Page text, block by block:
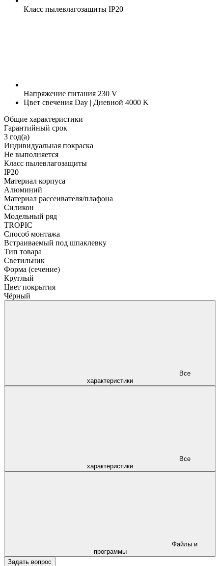
Класс пылевлагозащиты IP20
Напряжение питания 230 V
Цвет свечения Day | Дневной 4000 K
Общие характеристики
Гарантийный срок
3 год(а)
Индивидуальная покраска
Не выполняется
Класс пылевлагозащиты
IP20
Материал корпуса
Алюминий
Материал рассеивателя/плафона
Силикон
Модельный ряд
TROPIC
Способ монтажа
Встраиваемый под шпаклевку
Тип товара
Светильник
Форма (сечение)
Круглый
Цвет покрытия
Чёрный
характеристики
характеристики
программы
Задать вопрос